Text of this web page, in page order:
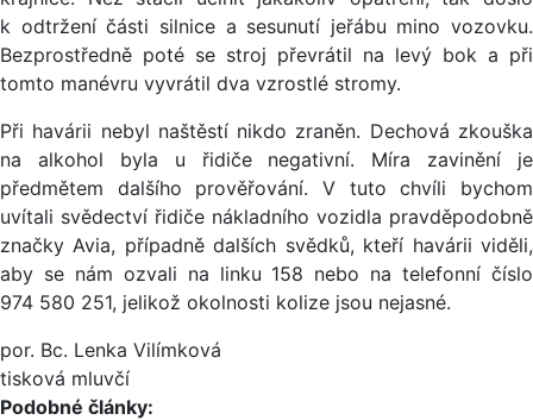
k odtržení části silnice a sesunutí jeřábu mino vozovku.
Bezprostředně poté se stroj převrátil na levý bok a při
tomto manévru vyvrátil dva vzrostlé stromy.
Při havárii nebyl naštěstí nikdo zraněn. Dechová zkouška
na alkohol byla u řidiče negativní. Míra zavinění je
předmětem dalšího prověřování. V tuto chvíli bychom
uvítali svědectví řidiče nákladního vozidla pravděpodobně
značky Avia, případně dalších svědků, kteří havárii viděli,
aby se nám ozvali na linku 158 nebo na telefonní číslo
974 580 251, jelikož okolnosti kolize jsou nejasné.
por. Bc. Lenka Vilímková
tisková mluvčí
Podobné články: